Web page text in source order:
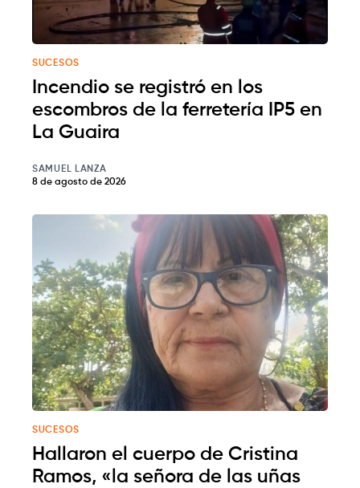
SUCESOS
Incendio se registró en los
escombros de la ferretería IP5 en
La Guaira
SAMUEL LANZA
8 de agosto de 2026
SUCESOS
Hallaron el cuerpo de Cristina
Ramos, «la señora de las uñas